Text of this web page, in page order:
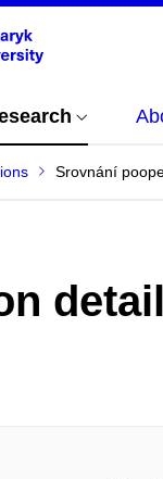
Srovnání